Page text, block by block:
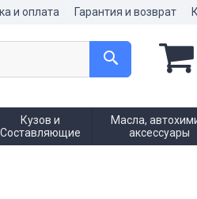
и оплата Гарантия и возврат
Кузов и
Составляющие
Масла,
аксессуары